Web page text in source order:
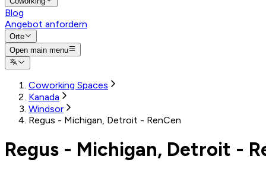
Blog
Angebot anfordern
Orte
Open main menu
Coworking Spaces
Kanada
Windsor
Regus - Michigan, Detroit - RenCen
Regus - Michigan, Detroit -